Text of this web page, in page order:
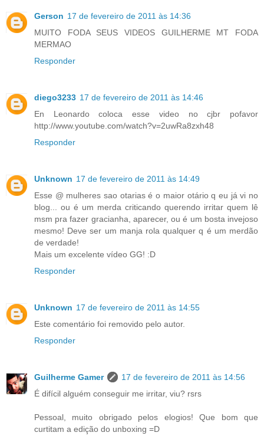
Gerson 17 de fevereiro de 2011 às 14:36
MUITO FODA SEUS VIDEOS GUILHERME MT FODA
MERMAO
Responder
diego3233 17 de fevereiro de 2011 às 14:46
En Leonardo coloca esse video no cjbr pofavor
http://www.youtube.com/watch?v=2uwRa8zxh48
Responder
Unknown 17 de fevereiro de 2011 às 14:49
Esse @ mulheres sao otarias é o maior otário q eu já vi no
blog... ou é um merda criticando querendo irritar quem lê
msm pra fazer gracianha, aparecer, ou é um bosta invejoso
mesmo! Deve ser um manja rola qualquer q é um merdão
de verdade!
Mais um excelente vídeo GG! :D
Responder
Unknown 17 de fevereiro de 2011 às 14:55
Este comentário foi removido pelo autor.
Responder
Guilherme Gamer
17 de fevereiro de 2011 às 14:56
É difícil alguém conseguir me irritar, viu? rsrs
Pessoal, muito obrigado pelos elogios! Que bom que
curtitam a edição do unboxing =D